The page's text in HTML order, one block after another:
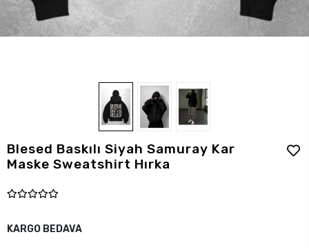
Blesed Baskılı Siyah Samuray Kar
Maske Sweatshirt Hırka
KARGO BEDAVA